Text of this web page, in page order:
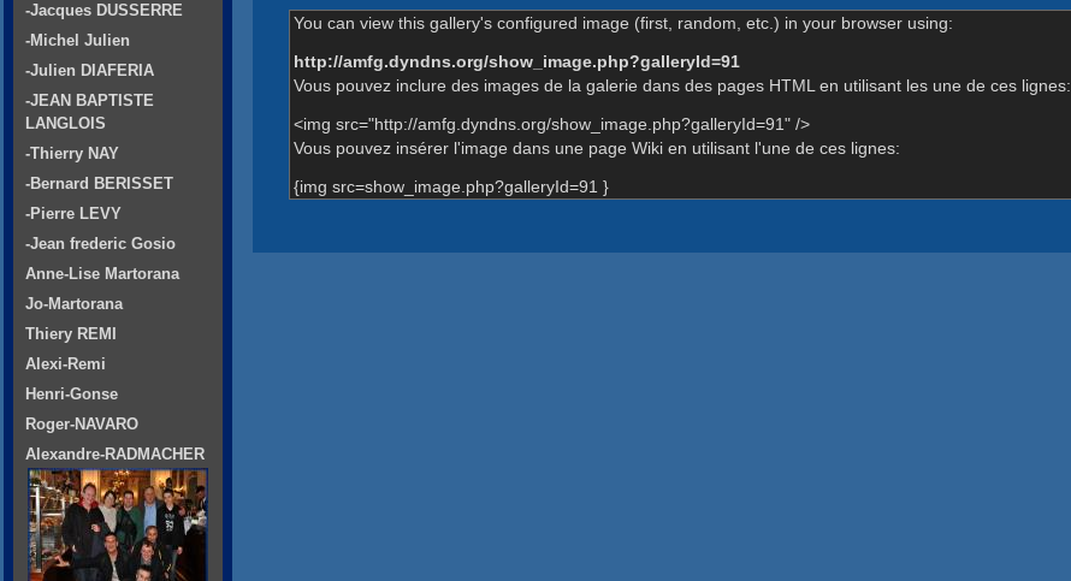
You can view this gallery's configured image (first, random, etc.) in your browser using:
http://amfg.dyndns.org/show_image.php?galleryId=91
Vous pouvez inclure des images de la galerie dans des pages HTML en utilisant les une de ces lignes:
<img src="http://amfg.dyndns.org/show_image.php?galleryId=91" />
Vous pouvez insérer l'image dans une page Wiki en utilisant l'une de ces lignes:
{img src=show_image.php?galleryId=91 }
-Jacques DUSSERRE
-Michel Julien
-Julien DIAFERIA
-JEAN BAPTISTE
LANGLOIS
-Thierry NAY
-Bernard BERISSET
-Pierre LEVY
-Jean frederic Gosio
Anne-Lise Martorana
Jo-Martorana
Thiery REMI
Alexi-Remi
Henri-Gonse
Roger-NAVARO
Alexandre-RADMACHER